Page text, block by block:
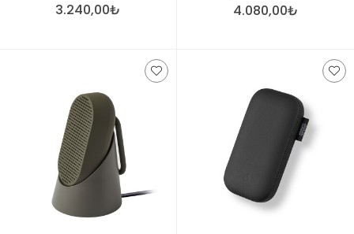
3.240,00₺ 4.080,00₺